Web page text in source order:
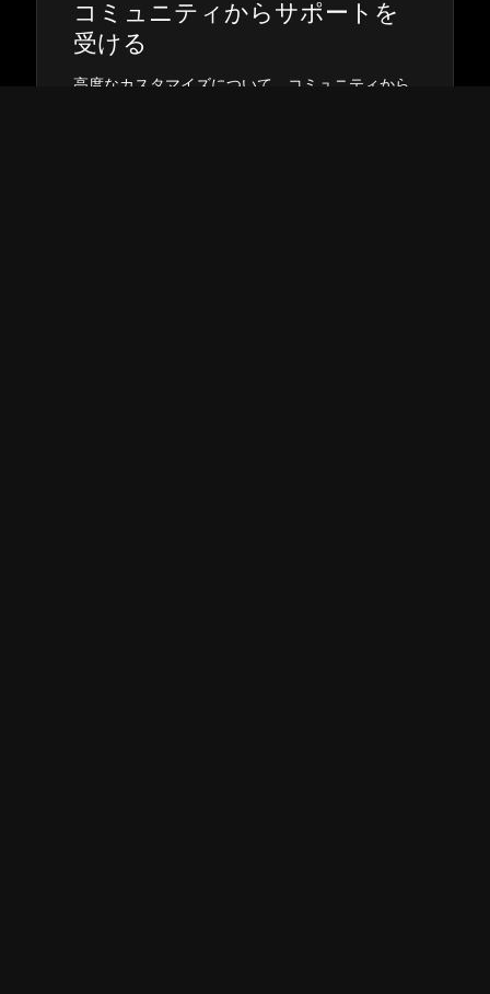
コミ⁠ュニテ⁠ィからサポ⁠ートを
受ける
高度なカスタマイズについて⁠、コミ⁠ュニテ⁠ィから